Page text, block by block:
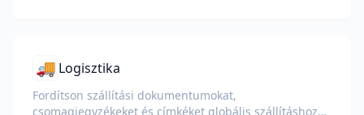
🚚 Logisztika
Fordítson szállítási dokumentumokat,
csomagjegyzékeket és címkéket globális szállításhoz